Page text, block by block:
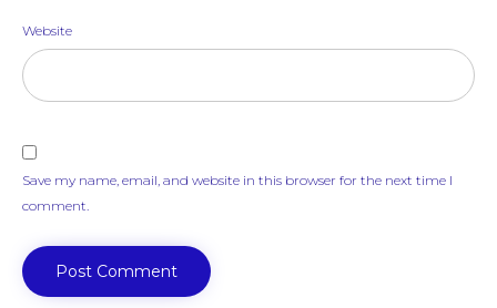
Website
Save my name, email, and website in this browser for the next time I
comment.